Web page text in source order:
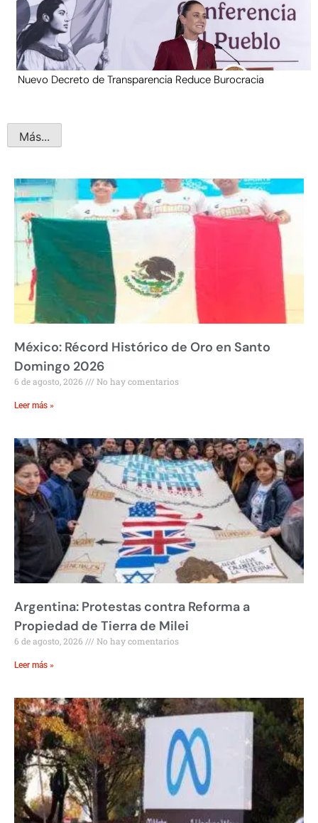
Nuevo Decreto de Transparencia Reduce Burocracia
Más...
México: Récord Histórico de Oro en Santo
Domingo 2026
6 de agosto, 2026 No hay comentarios
Leer más »
Argentina: Protestas contra Reforma a
Propiedad de Tierra de Milei
6 de agosto, 2026 No hay comentarios
Leer más »